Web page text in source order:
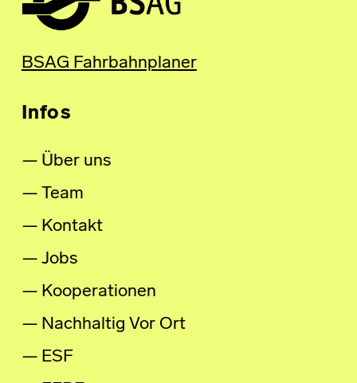
BSAG Fahrbahnplaner
Infos
Über uns
Team
Kontakt
Jobs
Kooperationen
Nachhaltig Vor Ort
ESF